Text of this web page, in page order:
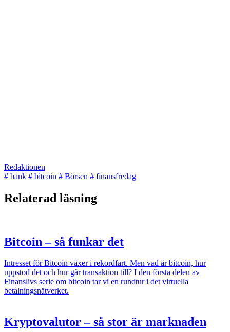
Redaktionen
# bank # bitcoin # Börsen # finansfredag
Relaterad läsning
Bitcoin – så funkar det
Intresset för Bitcoin växer i rekordfart. Men vad är bitcoin, hur
uppstod det och hur går transaktion till? I den första delen av
Finanslivs serie om bitcoin tar vi en rundtur i det virtuella
betalningsnätverket.
Kryptovalutor – så stor är marknaden